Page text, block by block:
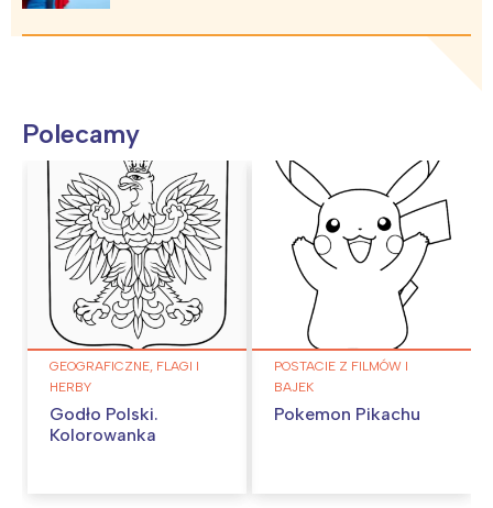
Polecamy
GEOGRAFICZNE, FLAGI I
HERBY
Godło Polski.
Kolorowanka
POSTACIE Z FILMÓW I
BAJEK
Pokemon Pikachu